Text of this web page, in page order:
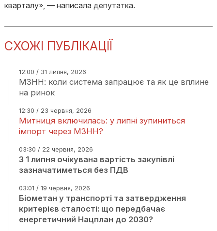
кварталу», — написала депутатка.
СХОЖІ ПУБЛІКАЦІЇ
12:00 / 31 липня, 2026
МЗНН: коли система запрацює та як це вплине
на ринок
12:30 / 23 червня, 2026
Митниця включилась: у липні зупиниться
імпорт через МЗНН?
03:30 / 22 червня, 2026
З 1 липня очікувана вартість закупівлі
зазначатиметься без ПДВ
03:01 / 19 червня, 2026
Біометан у транспорті та затвердження
критерієв сталості: що передбачає
енергетичний Нацплан до 2030?